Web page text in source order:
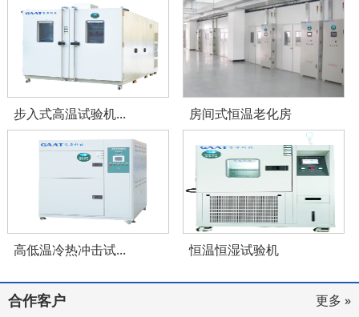
步入式高温试验机... 房间式恒温老化房
高低温冷热冲击试... 恒温恒湿试验机
合作客户 更多 »